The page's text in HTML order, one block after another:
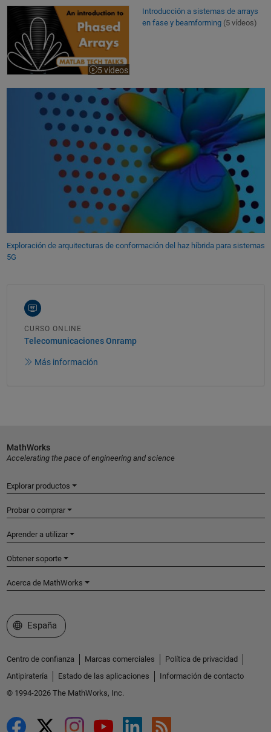
Introducción a sistemas de arrays en fase y beamforming
5 vídeos
Introducción a sistemas de arrays
en fase y beamforming(5 vídeos)
Exploración de arquitecturas de conformación del haz híbrida para sistemas
5G
CURSO ONLINE
Telecomunicaciones Onramp
Más información
MathWorks
Accelerating the pace of engineering and science
Explorar productos
Probar o comprar
Aprender a utilizar
Obtener soporte
Acerca de MathWorks
Seleccione un país/idioma
España
Centro de confianza Marcas comerciales
Política de privacidad
Antipiratería
Estado de las aplicaciones
Información de contacto
© 1994-2026 The MathWorks, Inc.